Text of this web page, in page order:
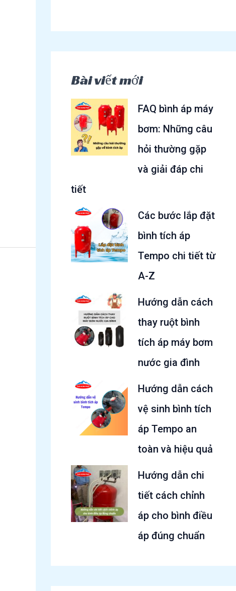
h
n
5
a
o
Bài viết mới
FAQ bình áp máy
bơm: Những câu
hỏi thường gặp
và giải đáp chi
tiết
Các bước lắp đặt
bình tích áp
Tempo chi tiết từ
A-Z
Hướng dẫn cách
thay ruột bình
tích áp máy bơm
nước gia đình
Hướng dẫn cách
vệ sinh bình tích
áp Tempo an
toàn và hiệu quả
Hướng dẫn chi
tiết cách chỉnh
áp cho bình điều
áp đúng chuẩn